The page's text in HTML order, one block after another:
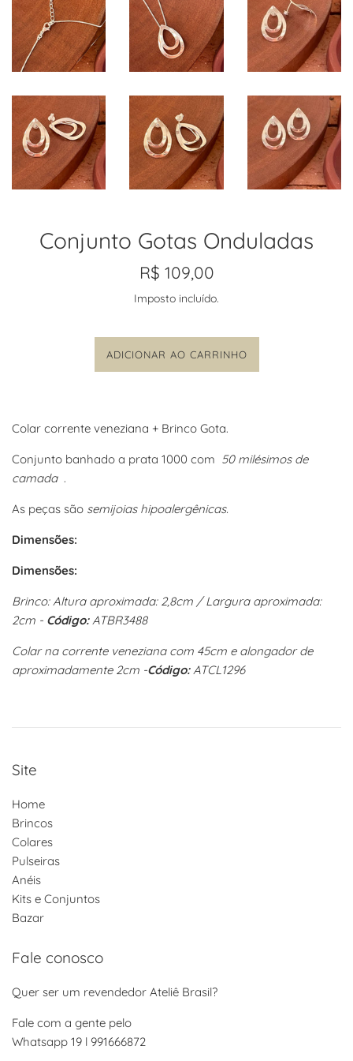
Conjunto Gotas Onduladas
Preço
R$ 109,00
Imposto incluído.
ADICIONAR AO CARRINHO
Colar corrente veneziana + Brinco Gota.
Conjunto banhado a prata 1000 com 50 milésimos de
camada.
As peças são semijoias hipoalergênicas.
Dimensões:
Dimensões:
Brinco:Altura aproximada: 2,8cm / Largura aproximada:
2cm - Código:ATBR3488
Colar na corrente veneziana com 45cm e alongador de
aproximadamente 2cm -Código:ATCL1296
Site
Home
Brincos
Colares
Pulseiras
Anéis
Kits e Conjuntos
Bazar
Fale conosco
Quer ser um revendedor Ateliê Brasil?
Fale com a gente pelo
Whatsapp 19 l 991666872